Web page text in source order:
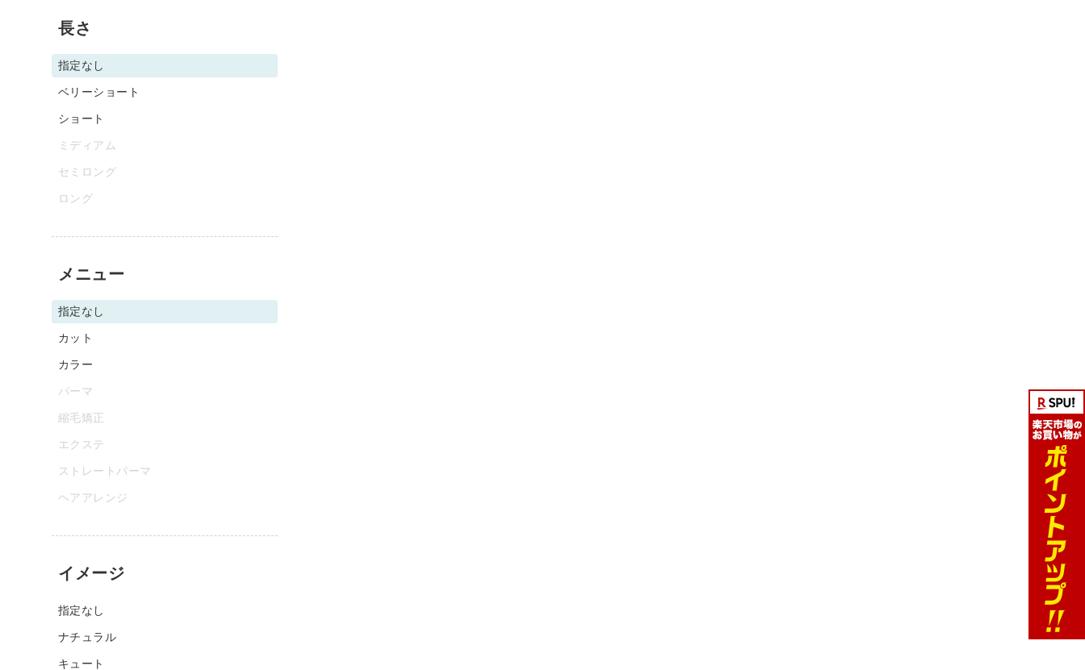
長さ
指定なし
ベリーショート
ショート
ミディアム
セミロング
ロング
メニュー
指定なし
カット
カラー
パーマ
縮毛矯正
エクステ
ストレートパーマ
ヘアアレンジ
イメージ
指定なし
ナチュラル
キュート